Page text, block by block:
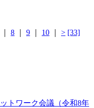
8 9 10 > [33]
トワーク会議（令和8年